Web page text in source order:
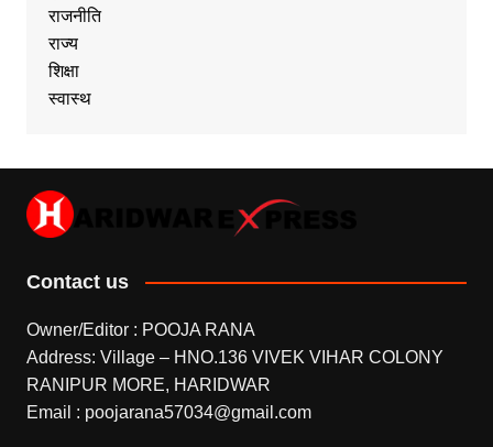
राजनीति
राज्य
शिक्षा
स्वास्थ
Contact us
Owner/Editor : POOJA RANA
Address: Village – HNO.136 VIVEK VIHAR COLONY
RANIPUR MORE, HARIDWAR
Email : poojarana57034@gmail.com